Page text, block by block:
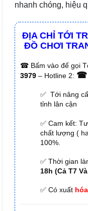
nhanh chóng, hiệu
ĐỊA CHỈ TỚI
ĐỒ CHƠI
☎ Bấm vào để gọi
3979 – Hotline 2: ☎
✅ Tới nâng
tỉnh lân cận
✅ Cam kết:
chất lượng (
100%.
✅ Thời gian
18h (Cả T7
✅ Có xuất